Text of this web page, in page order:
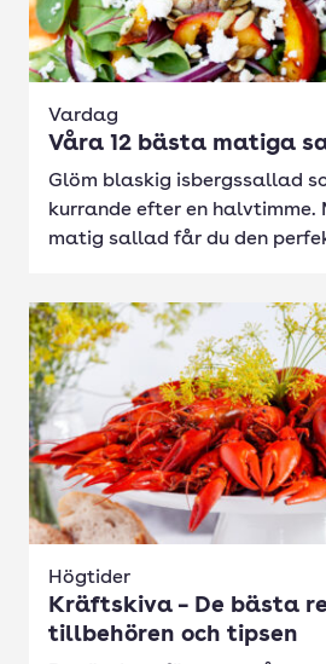
Vardag
Våra 12 bästa matiga
Glöm blaskig isbergssallad
kurrande efter en halvtimme.
matig sallad får du den
Högtider
Kräftskiva – De bästa
tillbehören och tipsen